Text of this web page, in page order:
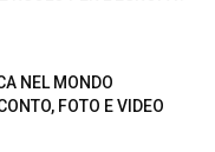
NEL MONDO
FOTO E VIDEO